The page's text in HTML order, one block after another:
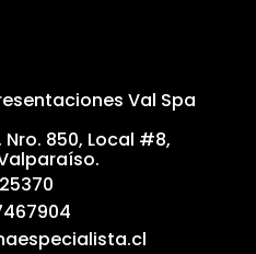
Val Spa
850, Local #8,